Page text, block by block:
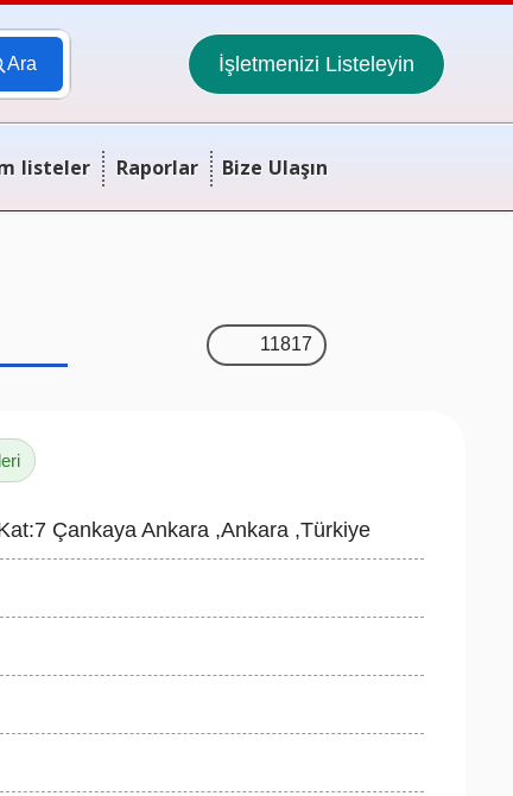
Ara İşletmenizi Listeleyin
listeler Raporlar Bize Ulaşın
11817
Çankaya Ankara ,Ankara ,Türkiye